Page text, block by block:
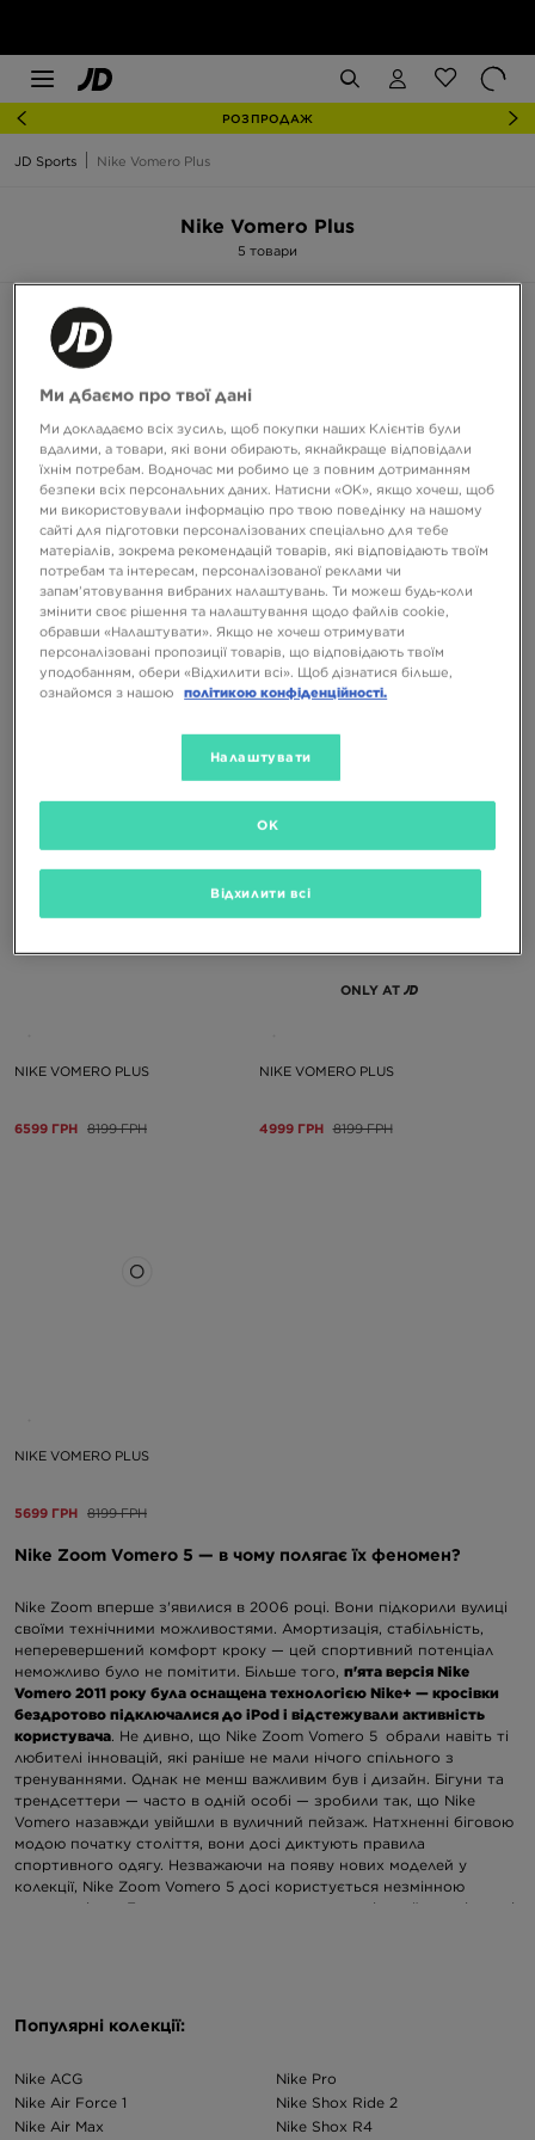
РОЗПРОДАЖ
JD Sports Nike Vomero Plus
Nike Vomero Plus
5 товари
Сортувати:
-10% З КОДОМ NOVY10
NIKE VOMERO PLUS
-10% З КОДОМ NOVY10
NIKE VOMERO PLUS
NIKE VOMERO PLUS
6599 ГРН 8199 ГРН
ONLY AT
NIKE VOMERO PLUS
4999 ГРН 8199 ГРН
NIKE VOMERO PLUS
5699 ГРН 8199 ГРН
Nike Zoom Vomero 5 — в чому полягає їх феномен?
Nike Zoom вперше з'явилися в 2006 році. Вони підкорили вулиці
своїми технічними можливостями. Амортизація, стабільність,
неперевершений комфорт кроку — цей спортивний потенціал
неможливо було не помітити. Більше того, п'ята версія Nike
Vomero 2011 року була оснащена технологією Nike+ — кросівки
бездротово підключалися до iPod і відстежували активність
користувача. Не дивно, що Nike Zoom Vomero 5 обрали навіть ті
любителі інновацій, які раніше не мали нічого спільного з
тренуваннями. Однак не менш важливим був і дизайн. Бігуни та
трендсеттери — часто в одній особі — зробили так, що Nike
Vomero назавжди увійшли в вуличний пейзаж. Натхненні біговою
модою початку століття, вони досі диктують правила
спортивного одягу. Незважаючи на появу нових моделей у
колекції, Nike Zoom Vomero 5 досі користується незмінною
популярністю. Багато хто вважає саме цю версію найзручнішою, і
Nike Vomero завдячують своєю стрітвер популярністю формі, яка
силует з перфорацією,
виразна сітка,
різана підошва
Популярні колекції:
Nike ACG
Nike Air Force 1
Nike Air Max
Nike Pro
Nike Shox Ride 2
Nike Shox R4
Ми дбаємо про твої дані
Ми докладаємо всіх зусиль, щоб покупки наших Клієнтів були
вдалими, а товари, які вони обирають, якнайкраще відповідали
їхнім потребам. Водночас ми робимо це з повним дотриманням
безпеки всіх персональних даних. Натисни «OK», якщо хочеш, щоб
ми використовували інформацію про твою поведінку на нашому
сайті для підготовки персоналізованих спеціально для тебе
матеріалів, зокрема рекомендацій товарів, які відповідають твоїм
потребам та інтересам, персоналізованої реклами чи
запам’ятовування вибраних налаштувань. Ти можеш будь-коли
змінити своє рішення та налаштування щодо файлів cookie,
обравши «Налаштувати». Якщо не хочеш отримувати
персоналізовані пропозиції товарів, що відповідають твоїм
уподобанням, обери «Відхилити всі». Щоб дізнатися більше,
ознайомся з нашою
політикою конфіденційності.
Налаштувати
Відхилити всі
OK